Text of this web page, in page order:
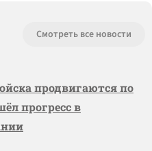
Смотреть все новости
продвигаются по
прогресс в